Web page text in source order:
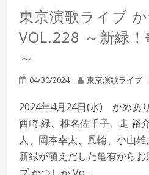
東京演歌ライブ
VOL.228 ～新緑
～
04/30/2024 東京演歌ライブ
2024年4月24日(水) かめあ
西崎 緑、椎名佐千子、走 裕
人、岡本幸太、風輪、小山雄
新緑が萌えだした亀有から